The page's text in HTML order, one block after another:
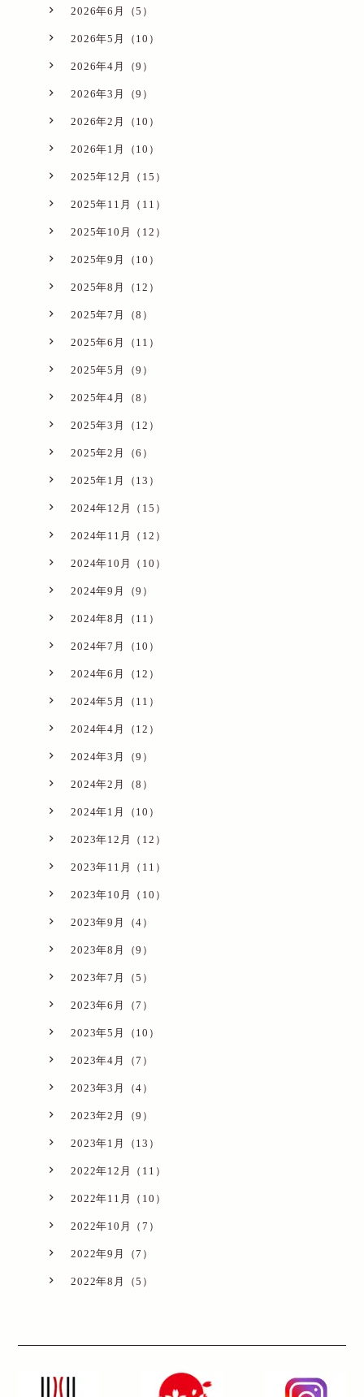
2026年6月（5）
2026年5月（10）
2026年4月（9）
2026年3月（9）
2026年2月（10）
2026年1月（10）
2025年12月（15）
2025年11月（11）
2025年10月（12）
2025年9月（10）
2025年8月（12）
2025年7月（8）
2025年6月（11）
2025年5月（9）
2025年4月（8）
2025年3月（12）
2025年2月（6）
2025年1月（13）
2024年12月（15）
2024年11月（12）
2024年10月（10）
2024年9月（9）
2024年8月（11）
2024年7月（10）
2024年6月（12）
2024年5月（11）
2024年4月（12）
2024年3月（9）
2024年2月（8）
2024年1月（10）
2023年12月（12）
2023年11月（11）
2023年10月（10）
2023年9月（4）
2023年8月（9）
2023年7月（5）
2023年6月（7）
2023年5月（10）
2023年4月（7）
2023年3月（4）
2023年2月（9）
2023年1月（13）
2022年12月（11）
2022年11月（10）
2022年10月（7）
2022年9月（7）
2022年8月（5）